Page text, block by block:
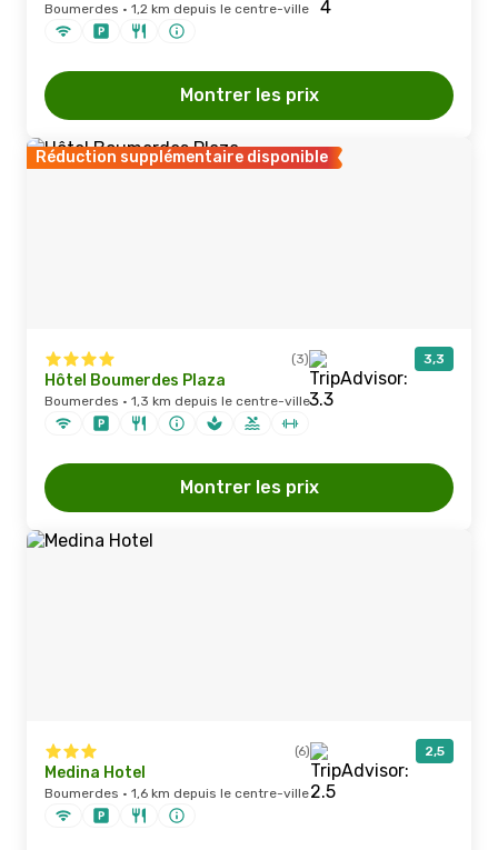
Boumerdes · 1,2 km depuis le centre-ville
Montrer les prix
Réduction supplémentaire disponible
(3) 3,3
Hôtel Boumerdes Plaza
Boumerdes · 1,3 km depuis le centre-ville
Montrer les prix
(6) 2,5
Medina Hotel
Boumerdes · 1,6 km depuis le centre-ville